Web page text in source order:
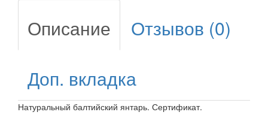
Описание
Отзывов (0)
Доп. вкладка
Натуральный балтийский янтарь. Сертификат.